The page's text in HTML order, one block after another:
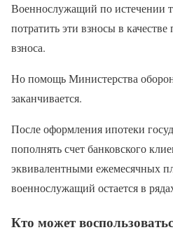
Военнослужащий по истечении
потратить эти взносы в
взноса.
Но помощь Министерства
заканчивается.
После оформления ипотеки
пополнять счет банковского
эквивалентными ежемесячных
военнослужащий остается в
Кто может